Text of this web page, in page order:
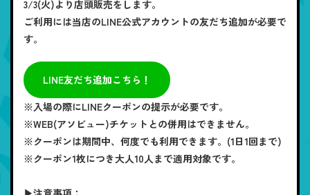
3/3(火)より店頭販売をします。
ご利用には当店のLINE公式アカウントの友だち追加が必要で
す。
LINE友だち追加こちら！
※入場の際にLINEクーポンの提示が必要です。
※WEB(アソビュー)チケットとの併用はできません。
※クーポンは期間中、何度でも利用できます。(1日1回まで)
※クーポン1枚につき大人10人まで適用対象です。